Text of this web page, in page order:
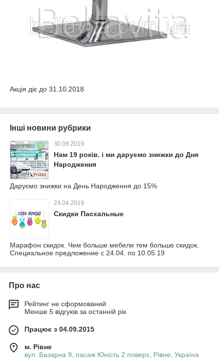
Акція діє до 31.10.2018
Інші новини рубрики
30.08.2019
Нам 19 років. і ми даруємо знижки до Дня
Народження
Даруємо знижки на День Народження до 15%
24.04.2019
Скидки Пасхальные
Марафон скидок. Чем больше мебели тем больше скидок.
Специальное предложение с 24.04. по 10.05.19
Про нас
Рейтинг не сформований
Менше 5 відгуків за останній рік
Працює з 04.09.2015
м. Рівне
вул. Базарна 9, пасаж Юність 2 поверх, Рівне, Україна